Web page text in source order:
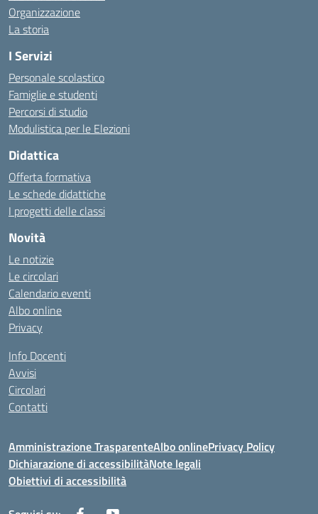
Organizzazione
La storia
I Servizi
Personale scolastico
Famiglie e studenti
Percorsi di studio
Modulistica per le Elezioni
Didattica
Offerta formativa
Le schede didattiche
I progetti delle classi
Novità
Le notizie
Le circolari
Calendario eventi
Albo online
Privacy
Info Docenti
Avvisi
Circolari
Contatti
Amministrazione TrasparenteAlbo onlinePrivacy Policy
Dichiarazione di accessibilitàNote legali
Obiettivi di accessibilità